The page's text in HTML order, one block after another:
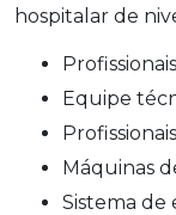
hospitalar de
equipe
máquinas
sistema